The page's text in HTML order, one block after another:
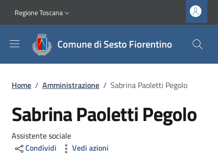
Slim top
Regione Toscana
Comune di Sesto Fiorentino
Briciole di pane
Home / Amministrazione / Sabrina Paoletti Pegolo
Sabrina Paoletti Pegolo
Assistente sociale
Condividi
Vedi azioni